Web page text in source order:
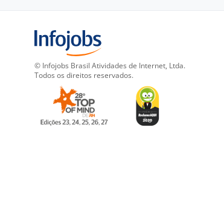
© Infojobs Brasil Atividades de Internet, Ltda.
Todos os direitos reservados.